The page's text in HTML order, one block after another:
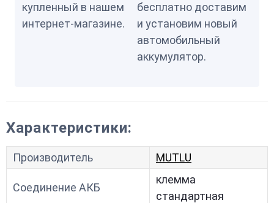
купленный в нашем
интернет-магазине.
бесплатно доставим
и установим новый
автомобильный
аккумулятор.
Характеристики:
Производитель MUTLU
Соединение АКБ
клемма
стандартная